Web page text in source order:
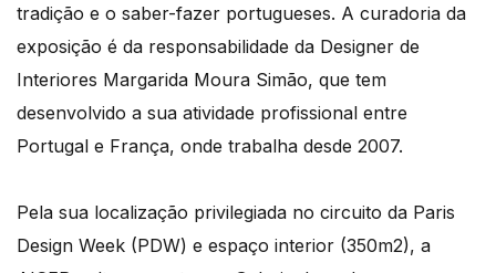
tradição e o saber-fazer portugueses. A curadoria da
exposição é da responsabilidade da Designer de
Interiores Margarida Moura Simão, que tem
desenvolvido a sua atividade profissional entre
Portugal e França, onde trabalha desde 2007.
Pela sua localização privilegiada no circuito da Paris
Design Week (PDW) e espaço interior (350m2), a